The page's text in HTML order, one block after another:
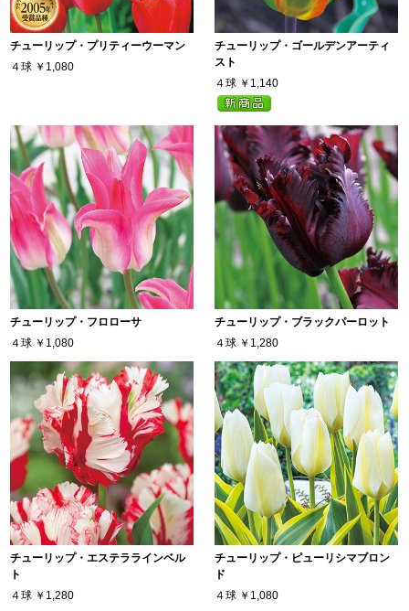
チューリップ・プリティーウーマン
４球 ￥1,080
チューリップ・ゴールデンアーティ
スト
４球 ￥1,140
チューリップ・フロローサ
４球 ￥1,080
チューリップ・ブラックパーロット
４球 ￥1,280
チューリップ・エステララインベル
ト
４球 ￥1,280
チューリップ・ピューリシマブロン
ド
４球 ￥1,080